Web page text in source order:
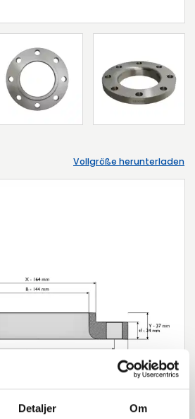
Detaljer Om
Vollgröße herunterladen